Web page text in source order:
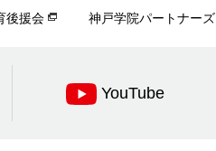
後援会 神戸学院パートナーズ
YouTube